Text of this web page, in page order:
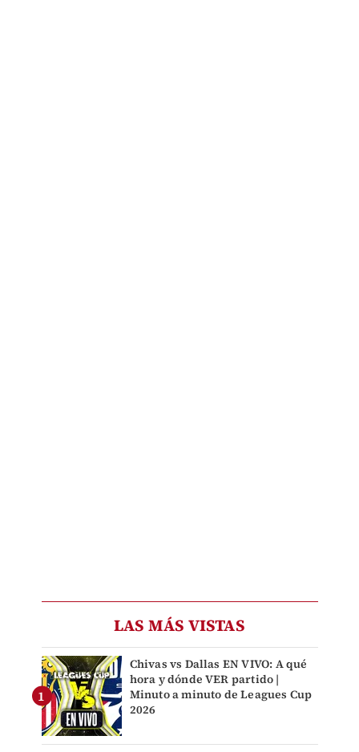
LAS MÁS VISTAS
Chivas vs Dallas EN VIVO: A qué
hora y dónde VER partido |
Minuto a minuto de Leagues Cup
2026